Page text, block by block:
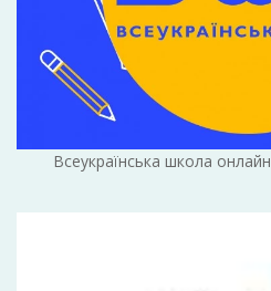
Всеукраїнська школа онлайн